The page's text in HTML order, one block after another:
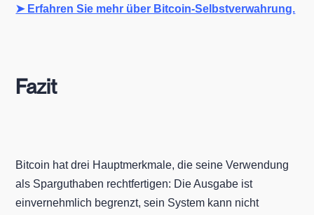
➤ Erfahren Sie mehr über Bitcoin-Selbstverwahrung.
Fazit
Bitcoin hat drei Hauptmerkmale, die seine Verwendung
als Sparguthaben rechtfertigen: Die Ausgabe ist
einvernehmlich begrenzt, sein System kann nicht